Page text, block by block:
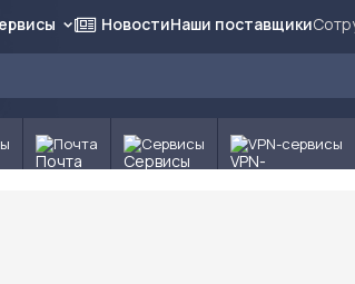
НовостиНаши поставщики
Почта Сервисы VPN-сервисы